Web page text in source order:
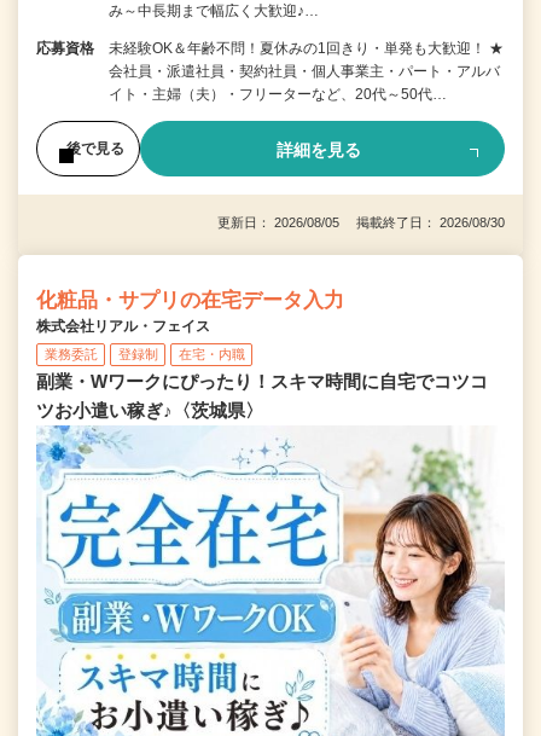
み～中長期まで幅広く大歓迎♪…
応募資格
未経験OK＆年齢不問！夏休みの1回きり・単発も大歓迎！ ★
会社員・派遣社員・契約社員・個人事業主・パート・アルバ
イト・主婦（夫）・フリーターなど、20代～50代…
後で見る 詳細を見る
更新日： 2026/08/05 掲載終了日： 2026/08/30
化粧品・サプリの在宅データ入力
株式会社リアル・フェイス
業務委託 登録制 在宅・内職
副業・Wワークにぴったり！スキマ時間に自宅でコツコ
ツお小遣い稼ぎ♪〈茨城県〉